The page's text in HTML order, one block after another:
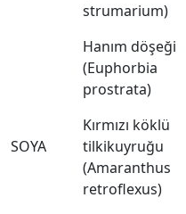
SOYA
strumarium)
Hanım döşeği
(Euphorbia
prostrata)
Kırmızı köklü
tilkikuyruğu
(Amaranthus
retroflexus)